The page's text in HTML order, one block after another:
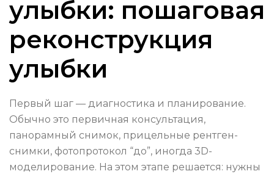
улыбки: пошаговая
реконструкция
улыбки
Первый шаг — диагностика и планирование.
Обычно это первичная консультация,
панорамный снимок, прицельные рентген-
снимки, фотопротокол “до”, иногда 3D-
моделирование. На этом этапе решается: нужны